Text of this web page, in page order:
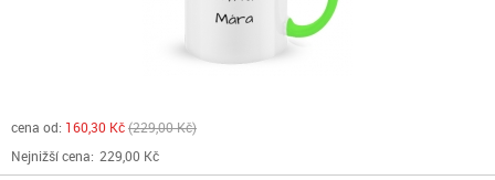
cena od: 160,30 Kč 229,00 Kč
Nejnižší cena: 229,00 Kč